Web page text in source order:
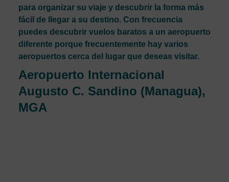
para organizar su viaje y descubrir la forma más
fácil de llegar a su destino. Con frecuencia
puedes descubrir vuelos baratos a un aeropuerto
diferente porque frecuentemente hay varios
aeropuertos cerca del lugar que deseas visitar.
Aeropuerto Internacional
Augusto C. Sandino (Managua),
MGA